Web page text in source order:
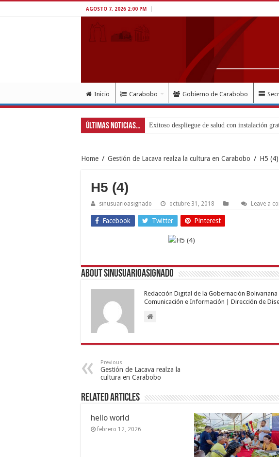
AGOSTO 7, 2026 2:00 PM
Inicio Carabobo Gobierno de Carabobo
Últimas Noticias...
Home / Gestión de Lacava realza la cultura en Carabobo / H5 (4)
H5 (4)
sinusuarioasignado octubre 31, 2018 Leave a
Facebook Twitter Pinterest
About sinusuarioasignado
Redacción Digital de la Gobernación
Comunicación e Información | Dirección de
Previous
Gestión de Lacava realza la
cultura en Carabobo
Related Articles
hello world
febrero 12, 2026